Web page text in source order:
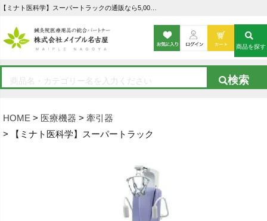
HOME 医療機器
牽引器
【ミナト医科学】スーパートラック
商品を探す